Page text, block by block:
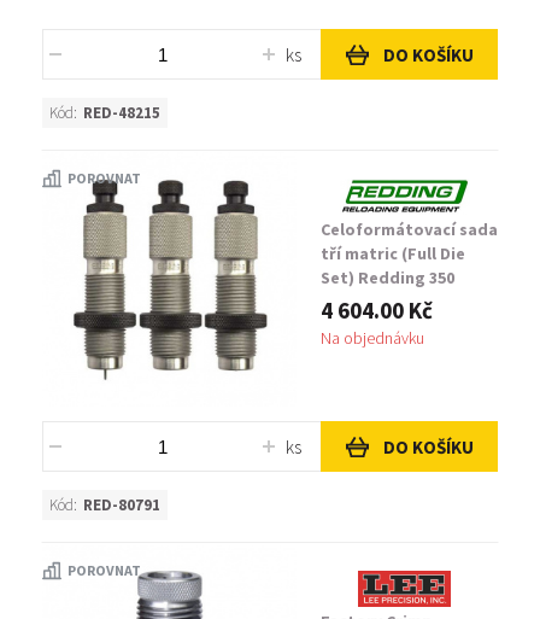
ks DO KOŠÍKU
Kód: RED-48215
POROVNAT
Celoformátovací sada
tří matric (Full Die
Set) Redding 350
Legend Three Die Set
4 604.00 Kč
Na objednávku
ks DO KOŠÍKU
Kód: RED-80791
POROVNAT